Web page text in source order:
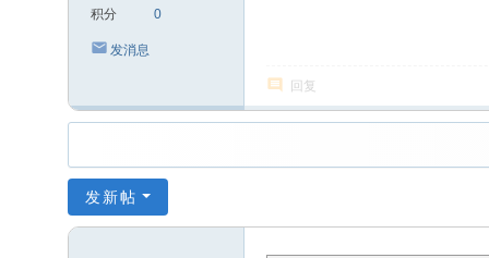
积分 0
发消息
回复
发新帖